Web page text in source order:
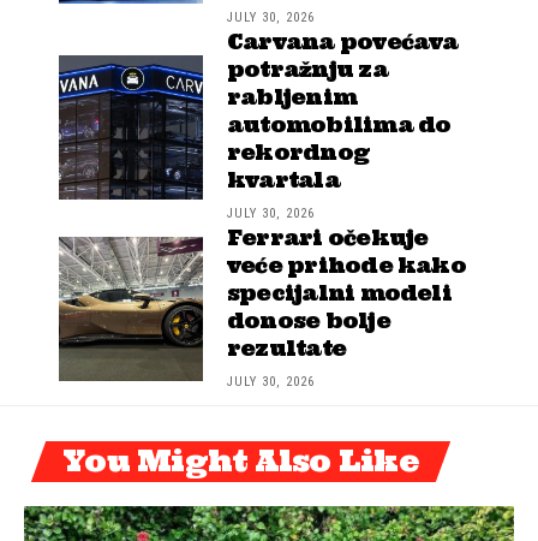
JULY 30, 2026
Carvana povećava
potražnju za
rabljenim
automobilima do
rekordnog
kvartala
JULY 30, 2026
Ferrari očekuje
veće prihode kako
specijalni modeli
donose bolje
rezultate
JULY 30, 2026
You Might Also Like